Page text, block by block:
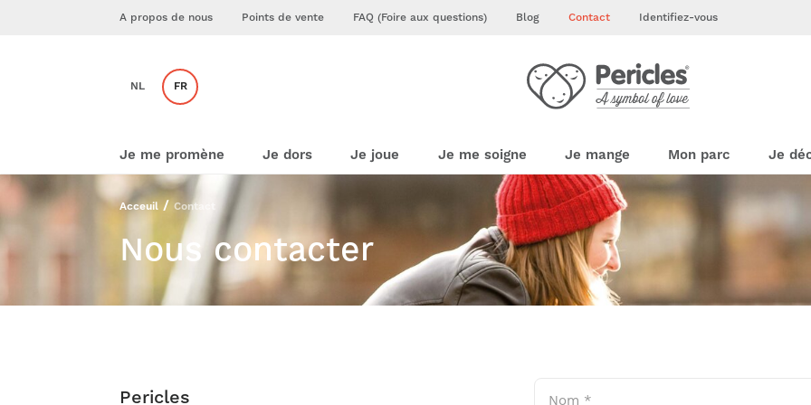
A propos de nous Points de vente FAQ (Foire aux questions) Blog Contact Identifiez-vous
NL FR
Je me promène Je dors Je joue Je me soigne Je mange Mon parc Je
Acceuil Contact
Nous contacter
Pericles